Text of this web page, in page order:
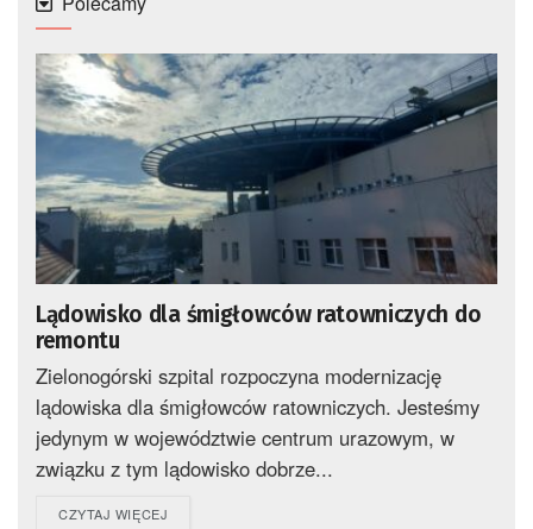
Lądowisko dla śmigłowców ratowniczych do
remontu
Zielonogórski szpital rozpoczyna modernizację
lądowiska dla śmigłowców ratowniczych. Jesteśmy
jedynym w województwie centrum urazowym, w
związku z tym lądowisko dobrze...
CZYTAJ WIĘCEJ